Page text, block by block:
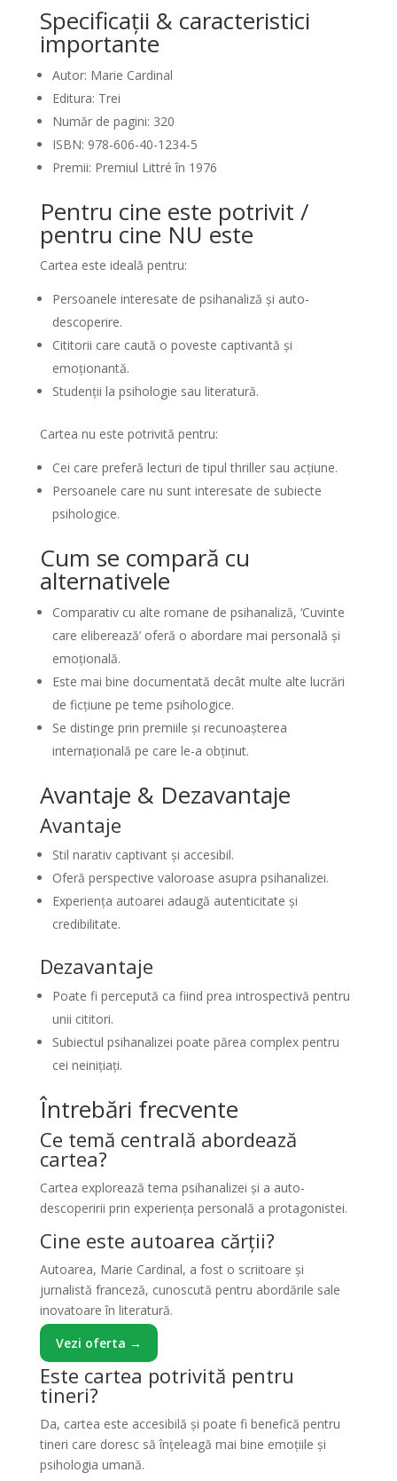
Specificații & caracteristici
importante
Autor: Marie Cardinal
Editura: Trei
Număr de pagini: 320
ISBN: 978-606-40-1234-5
Premii: Premiul Littré în 1976
Pentru cine este potrivit /
pentru cine NU este
Cartea este ideală pentru:
Persoanele interesate de psihanaliză și auto-
descoperire.
Cititorii care caută o poveste captivantă și
emoționantă.
Studenții la psihologie sau literatură.
Cartea nu este potrivită pentru:
Cei care preferă lecturi de tipul thriller sau acțiune.
Persoanele care nu sunt interesate de subiecte
psihologice.
Cum se compară cu
alternativele
Comparativ cu alte romane de psihanaliză, ‘Cuvinte
care eliberează’ oferă o abordare mai personală și
emoțională.
Este mai bine documentată decât multe alte lucrări
de ficțiune pe teme psihologice.
Se distinge prin premiile și recunoașterea
internațională pe care le-a obținut.
Avantaje & Dezavantaje
Avantaje
Stil narativ captivant și accesibil.
Oferă perspective valoroase asupra psihanalizei.
Experiența autoarei adaugă autenticitate și
credibilitate.
Dezavantaje
Poate fi percepută ca fiind prea introspectivă pentru
unii cititori.
Subiectul psihanalizei poate părea complex pentru
cei neinițiați.
Întrebări frecvente
Ce temă centrală abordează
cartea?
Cartea explorează tema psihanalizei și a auto-
descoperirii prin experiența personală a protagonistei.
Cine este autoarea cărții?
Autoarea, Marie Cardinal, a fost o scriitoare și
jurnalistă franceză, cunoscută pentru abordările sale
inovatoare în literatură.
Vezi oferta →
Este cartea potrivită pentru
tineri?
Da, cartea este accesibilă și poate fi benefică pentru
tineri care doresc să înțeleagă mai bine emoțiile și
psihologia umană.